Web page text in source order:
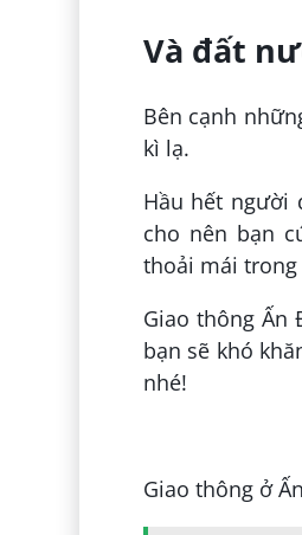
Và đất
Bên cạnh
kì lạ.
Hầu hết người
cho nên bạn
thoải mái trong
Giao thông Ấn
bạn sẽ khó
nhé!
Giao thông ở